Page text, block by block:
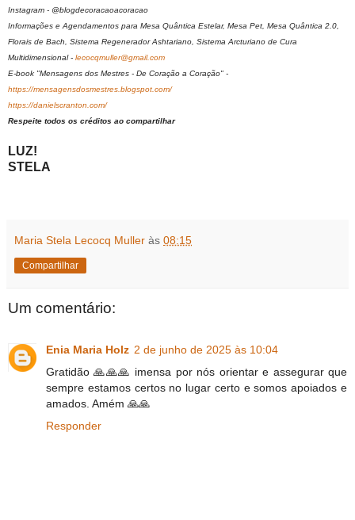
Instagram - @blogdecoracaoacoracao
Informações e Agendamentos para Mesa Quântica Estelar, Mesa Pet, Mesa Quântica 2.0,
Florais de Bach, Sistema Regenerador Ashtariano, Sistema Arcturiano de Cura
Multidimensional - lecocqmuller@gmail.com
E-book "Mensagens dos Mestres - De Coração a Coração" -
https://mensagensdosmestres.blogspot.com/
https://danielscranton.com/
Respeite todos os créditos ao compartilhar
LUZ!
STELA
Maria Stela Lecocq Muller às 08:15
Compartilhar
Um comentário:
Enia Maria Holz 2 de junho de 2025 às 10:04
Gratidão 🙏🙏🙏 imensa por nós orientar e assegurar que
sempre estamos certos no lugar certo e somos apoiados e
amados. Amém 🙏🙏
Responder